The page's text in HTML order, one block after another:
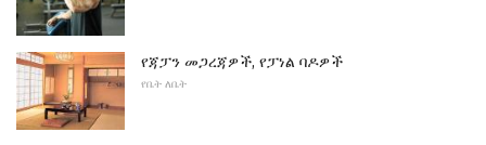
የጃፓን መጋረጃዎች, የፓነል ባዶዎች
የቤት ለቤት